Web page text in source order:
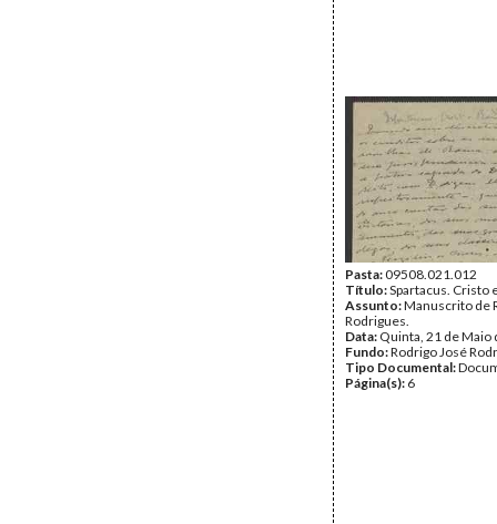
Pasta:09508.021.012
Título:Spartacus. Cristo
Assunto:Manuscrito de
Rodrigues.
Data: Quinta, 21 de Maio
Fundo:Rodrigo José
Tipo Documental:
Página(s): 6